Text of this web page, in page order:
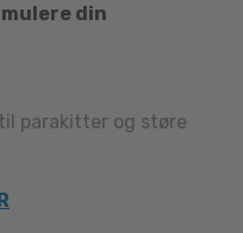
din
parakitter og støre